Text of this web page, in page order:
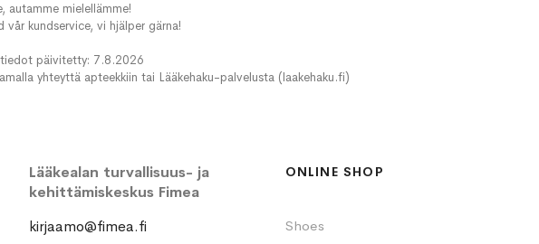
autamme mielellämme!
kundservice, vi hjälper gärna!
päivitetty: 7.8.2026
yhteyttä apteekkiin tai Lääkehaku-palvelusta (laakehaku.fi)
Lääkealan turvallisuus- ja
kehittämiskeskus Fimea
kirjaamo@fimea.fi
ONLINE SHOP
Shoes